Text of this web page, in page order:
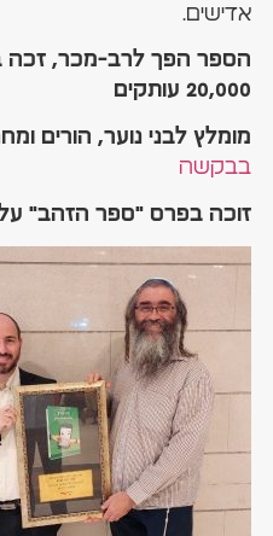
אדישים.
הספר הפך לרב-מכר, זכה
20,000 עותקים
מומלץ לבני נוער, הורים
בבקשה
זוכה בפרס "ספר הזהב" על מכירת